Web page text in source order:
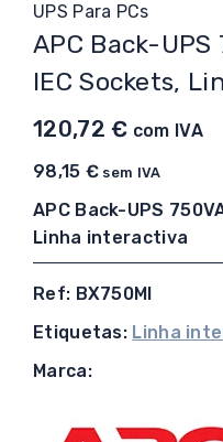
UPS Para PCs
APC Back-UPS
IEC Sockets,
120,72€ com IVA
98,15 € sem IVA
APC Back-UPS
Linha interactiva
Ref: BX750MI
Etiquetas: Linha
Marca: